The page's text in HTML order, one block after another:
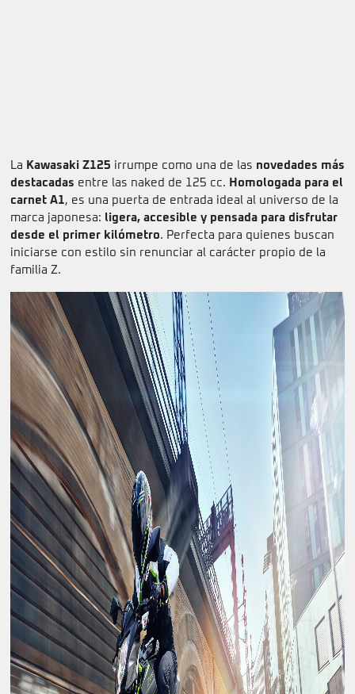
La Kawasaki Z125 irrumpe como una de las novedades más
destacadas entre las naked de 125 cc. Homologada para el
carnet A1, es una puerta de entrada ideal al universo de la
marca japonesa: ligera, accesible y pensada para disfrutar
desde el primer kilómetro. Perfecta para quienes buscan
iniciarse con estilo sin renunciar al carácter propio de la
familia Z.